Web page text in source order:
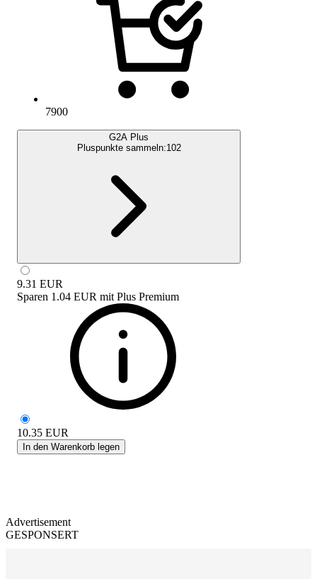
7900
G2A Plus
Pluspunkte sammeln:102
9.31 EUR
Sparen 1.04 EUR mit Plus Premium
10.35 EUR
In den Warenkorb legen
Advertisement
GESPONSERT